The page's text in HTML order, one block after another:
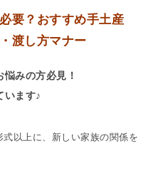
要？おすすめ手土産
渡し方マナー
みの方必見！
います♪
以上に、新しい家族の関係を